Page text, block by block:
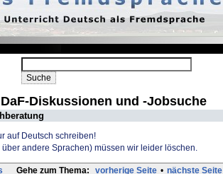
Diskussionen und -Jobsuche
auf Deutsch schreiben!
andere Sprachen) müssen wir leider löschen.
Gehe zum Thema: vorherige Seite • nächste Seite